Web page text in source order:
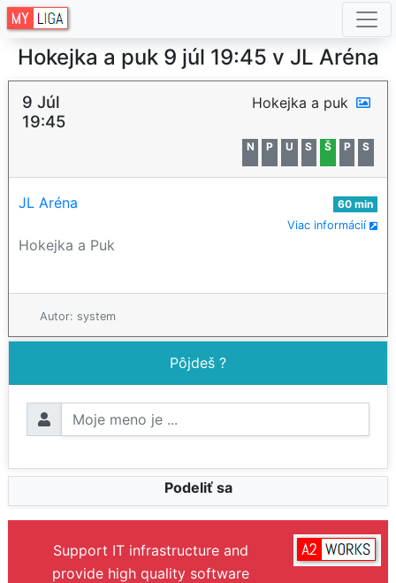
Hokejka a puk 9 júl 19:45 v JL Aréna
9 Júl
19:45
Hokejka a puk
N P U S Š P S
JL Aréna
60 min
Viac informácií
Hokejka a Puk
Autor: system
Pôjdeš ?
Podeliť sa
Support IT infrastructure and
provide high quality software